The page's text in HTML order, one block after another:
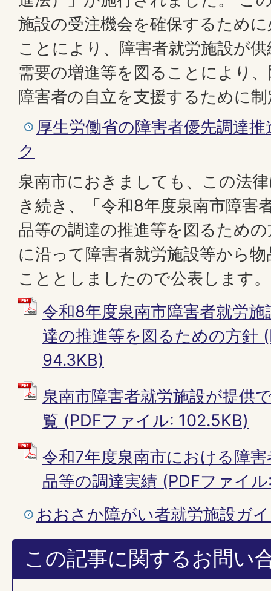
施設の受注機会を確保するため
ことにより、障害者就労施設が
需要の増進等を図ることにより
障害者の自立を支援するために
厚生労働省の障害者優先調達
ク
泉南市におきましても、この法
き続き、「令和8年度泉南市障害
品等の調達の推進等を図るため
に沿って障害者就労施設等から
こととしましたので公表します。
令和8年度泉南市障害者就労
達の推進等を図るための方針
94.3KB)
泉南市障害者就労施設が提供
覧 (PDFファイル: 102.5KB)
令和7年度泉南市における障
品等の調達実績 (PDFファイ
おおさか障がい者就労施設ガ
この記事に関するお問い